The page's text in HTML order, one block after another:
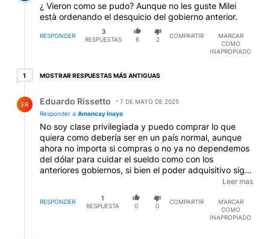
¿ Vieron como se pudo? Aunque no les guste Milei
està ordenando el desquicio del gobierno anterior.
RESPONDER
3
RESPUESTAS
6 2
COMPARTIR
MARCAR
COMO
INAPROPIADO
11 respuesta más antiguas
MOSTRAR RESPUESTAS MÁS ANTIGUAS
ER Eduardo Rissetto
7 DE MAYO DE 2025
Responder a Amancay Inayo
No soy clase privilegiada y puedo comprar lo que
quiera como debería ser en un país normal, aunque
ahora no importa si compras o no ya no dependemos
del dólar para cuidar el sueldo como con los
anteriores gobiernos, si bien el poder adquisitivo sigue
siendo poco es mejor que el de antes, va mejorando
sobre todo saber que mañana no vas a tener que
pagar un 25% más un producto de lo que te sale hoy,
ponete la mano en el corazón y escribí de nuevo lo de
Leer mas
RESPONDER
1
RESPUESTA
0 0
COMPARTIR
MARCAR
COMO
INAPROPIADO